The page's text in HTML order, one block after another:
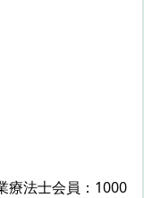
療法士会員：1000